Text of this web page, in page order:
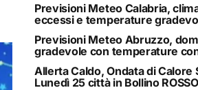
Previsioni Meteo Calabria,
eccessi e temperature
Previsioni Meteo Abruzzo,
gradevole con temperature
Allerta Caldo, Ondata di Calore
Lunedì 25 città in Bollino ROSSO